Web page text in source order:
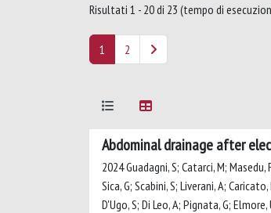
Risultati 1 - 20 di 23 (tempo di
1 2
Abdominal drainage after
2024 Guadagni, S; Catarci, M;
Sica, G; Scabini, S; Liverani, A;
D'Ugo, S; Di Leo, A; Pignata, G;